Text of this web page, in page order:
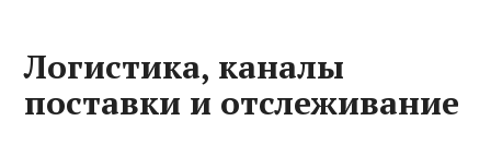
Логистика, каналы
поставки и отслеживание